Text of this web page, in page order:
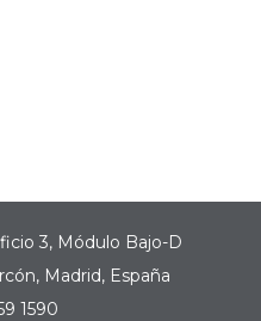
3, Módulo Bajo-D
Madrid, España
1590